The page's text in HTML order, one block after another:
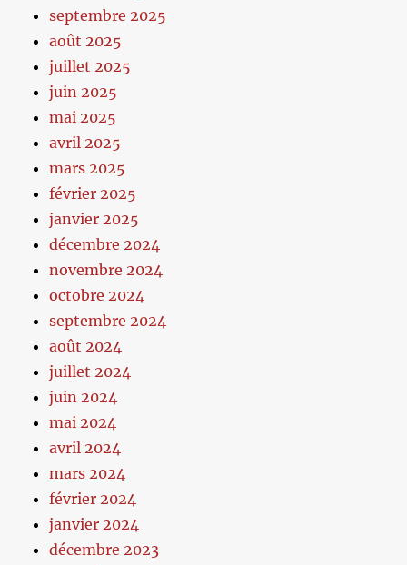
septembre 2025
août 2025
juillet 2025
juin 2025
mai 2025
avril 2025
mars 2025
février 2025
janvier 2025
décembre 2024
novembre 2024
octobre 2024
septembre 2024
août 2024
juillet 2024
juin 2024
mai 2024
avril 2024
mars 2024
février 2024
janvier 2024
décembre 2023